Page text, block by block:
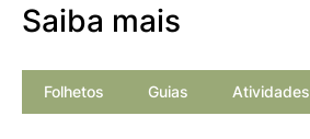
Saiba mais
Folhetos Guias Atividades